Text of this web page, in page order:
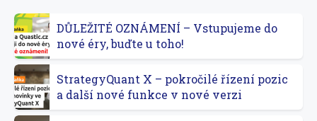
DŮLEŽITÉ OZNÁMENÍ – Vstupujeme do
nové éry, buďte u toho!
StrategyQuant X – pokročilé řízení pozic
a další nové funkce v nové verzi